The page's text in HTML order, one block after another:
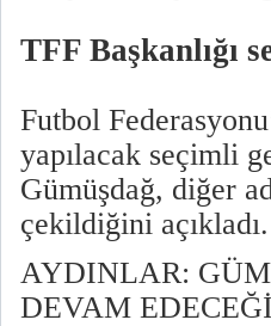
TFF Başkanlığı
Futbol
yapılacak seçimli
Gümüşdağ, diğer
çekildiğini açıkladı.
AYDINLAR:
DEVAM